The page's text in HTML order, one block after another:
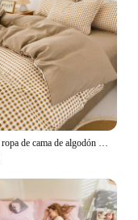
Juego de ropa de cama de algodón cepillado para dormitorio de estudiantes, sábanas pequeñas y frescas, funda de almohada, 4 piezas, nuevo estilo